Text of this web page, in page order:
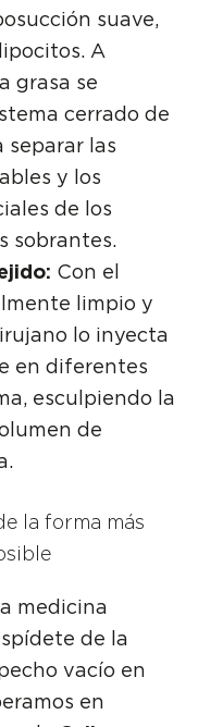
suave,
A
grasa se
cerrado de
separar las
y los
de los
sobrantes.
Con el
limpio y
lo inyecta
en diferentes
esculpiendo la
de
la forma más
medicina
de la
vacío en
en